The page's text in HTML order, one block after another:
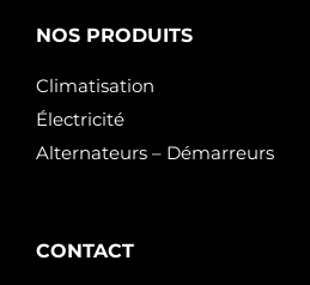
NOS PRODUITS
Climatisation
Électricité
Alternateurs – Démarreurs
CONTACT